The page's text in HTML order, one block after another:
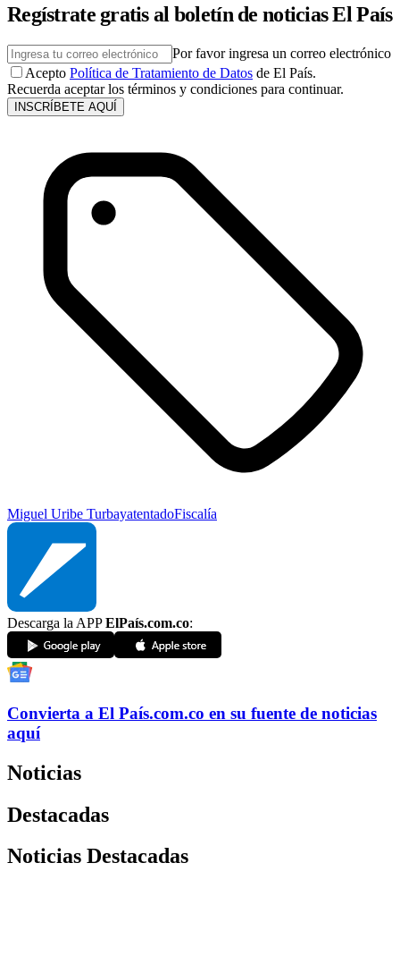
Regístrate gratis al boletín de noticias El País
Por favor ingresa un correo electrónico
Acepto Política de Tratamiento de Datos de El País.
Recuerda aceptar los términos y condiciones para continuar.
INSCRÍBETE AQUÍ
Miguel Uribe TurbayatentadoFiscalía
Descarga la APPElPaís.com.co:
Convierta a El País.com.co en su fuente de noticias
aquí
Noticias
Destacadas
Noticias Destacadas